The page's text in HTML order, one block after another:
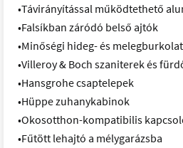
•Távirányítással működtethető
•Falsíkban záródó belső ajtók
•Minőségi hideg- és
•Villeroy & Boch szaniterek és
•Hansgrohe csaptelepek
•Hüppe zuhanykabinok
•Okosotthon-kompatibilis
•Fűtött lehajtó a mélygarázsba